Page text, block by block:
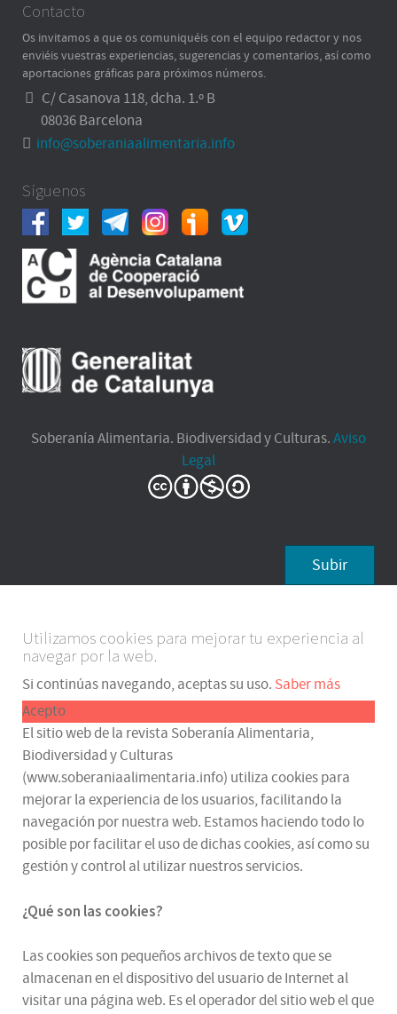
Contacto
Os invitamos a que os comuniquéis con el equipo redactor y nos
enviéis vuestras experiencias, sugerencias y comentarios, así como
aportaciones gráficas para próximos números.
C/ Casanova 118, dcha. 1.º B
08036 Barcelona
info@soberaniaalimentaria.info
Síguenos
Soberanía Alimentaria. Biodiversidad y Culturas.Aviso
Legal
Subir
Utilizamos cookies para mejorar tu experiencia al
navegar por la web.
Si continúas navegando, aceptas su uso. Saber más
Acepto
El sitio web de la revista Soberanía Alimentaria,
Biodiversidad y Culturas
(www.soberaniaalimentaria.info) utiliza cookies para
mejorar la experiencia de los usuarios, facilitando la
navegación por nuestra web. Estamos haciendo todo lo
posible por facilitar el uso de dichas cookies, así como su
gestión y control al utilizar nuestros servicios.
¿Qué son las cookies?
Las cookies son pequeños archivos de texto que se
almacenan en el dispositivo del usuario de Internet al
visitar una página web. Es el operador del sitio web el que